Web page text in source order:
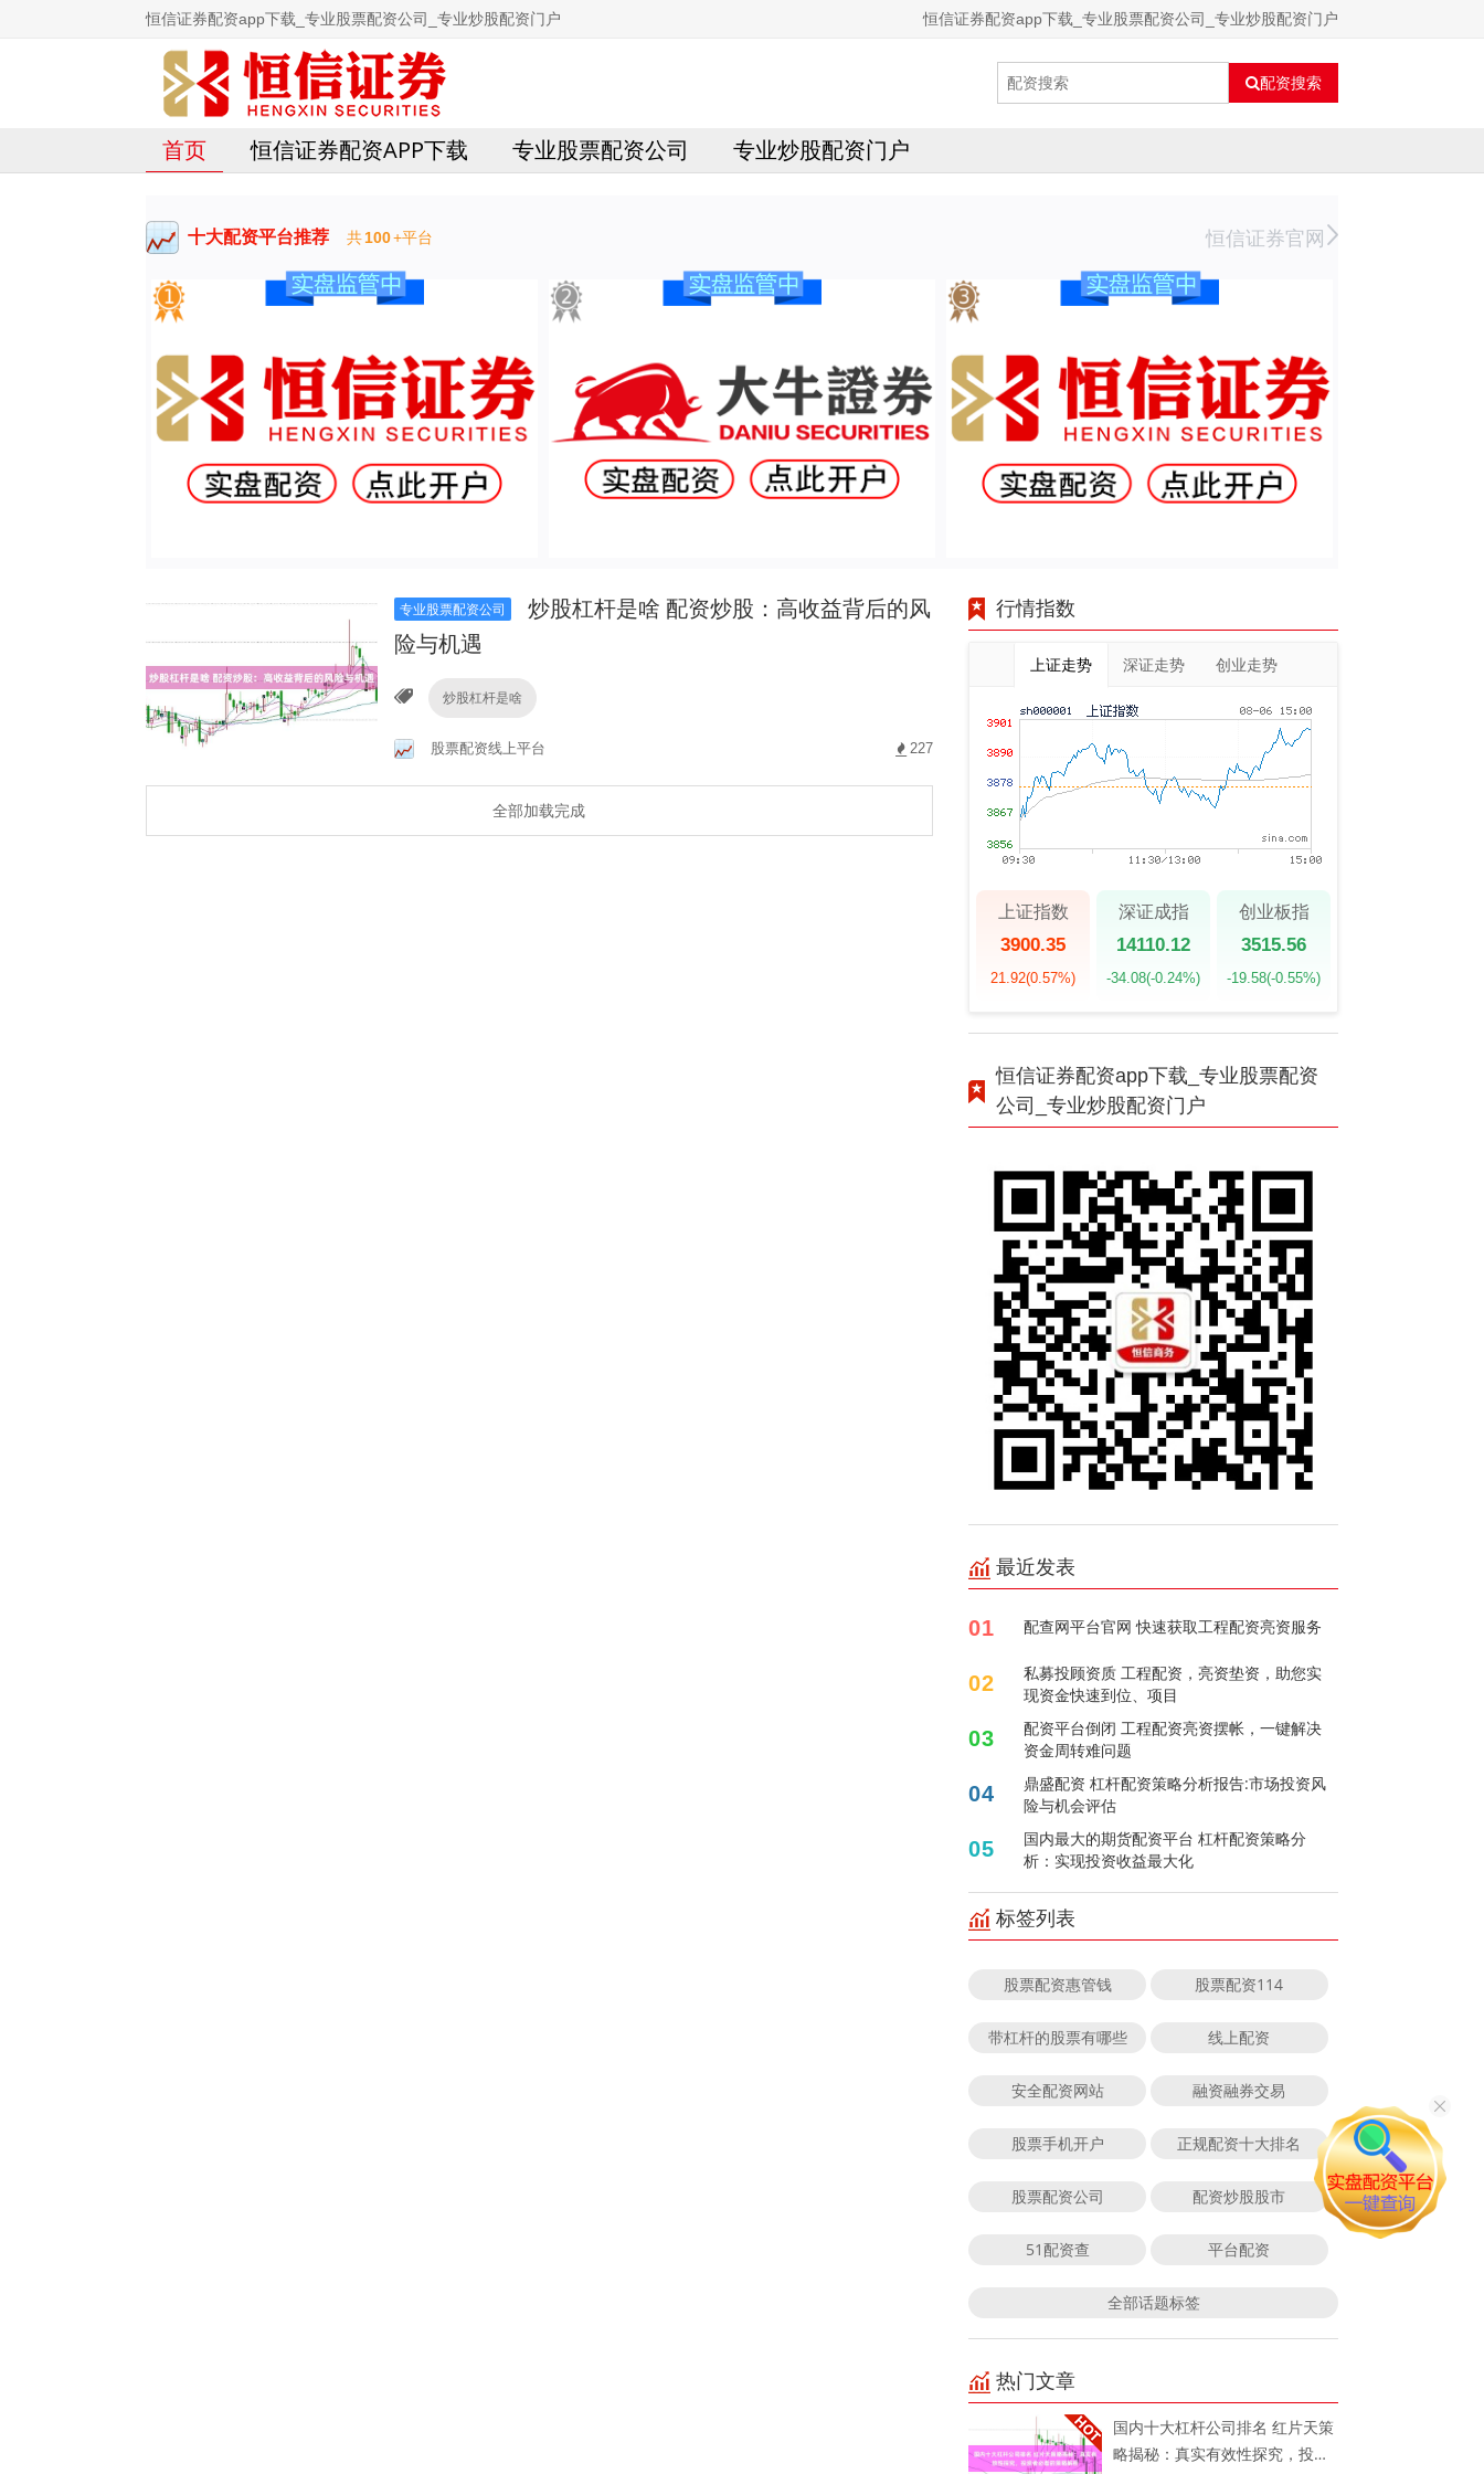
恒信证券配资app下载_专业股票配资公司_专业炒股配资门户 恒信证券配资app下载_专业股票配资公司_专业炒股配资门户
配资搜索
首页 恒信证券配资APP下载 专业股票配资公司 专业炒股配资门户
十大配资平台推荐 共100+平台 恒信证券官网
专业股票配资公司
炒股杠杆是啥 配资炒股：高收益背后的风
险与机遇
炒股杠杆是啥
股票配资线上平台 227
全部加载完成
行情指数
上证走势 深证走势 创业走势
上证指数
3900.35
21.92(0.57%)
深证成指
14110.12
-34.08(-0.24%)
创业板指
3515.56
-19.58(-0.55%)
恒信证券配资app下载_专业股票配资
公司_专业炒股配资门户
最近发表
01 配查网平台官网 快速获取工程配资亮资服务
02
私募投顾资质 工程配资，亮资垫资，助您实
现资金快速到位、项目
03
配资平台倒闭 工程配资亮资摆帐，一键解决
资金周转难问题
04
鼎盛配资 杠杆配资策略分析报告:市场投资风
险与机会评估
05
国内最大的期货配资平台 杠杆配资策略分
析：实现投资收益最大化
标签列表
股票配资惠管钱 股票配资114
带杠杆的股票有哪些 线上配资
安全配资网站 融资融券交易
股票手机开户 正规配资十大排名
股票配资公司 配资炒股股市
51配资查 平台配资
全部话题标签
热门文章
国内十大杠杆公司排名 红片天策
略揭秘：真实有效性探究，投资